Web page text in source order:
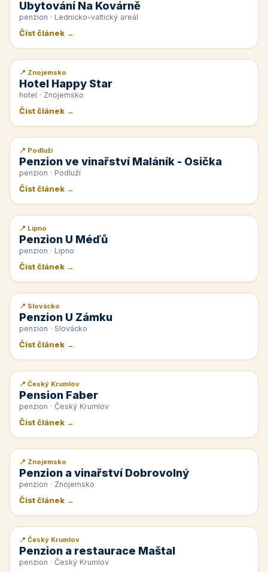
Ubytování Na Kovárně
penzion · Lednicko-valtický areál
Číst článek →
📰 PR článek
📍 Znojemsko
Hotel Happy Star
hotel · Znojemsko
Číst článek →
📰 PR článek
📍 Podluží
Penzion ve vinařství Maláník - Osička
penzion · Podluží
Číst článek →
📰 PR článek
📍 Lipno
Penzion U Méďů
penzion · Lipno
Číst článek →
📰 PR článek
📍 Slovácko
Penzion U Zámku
penzion · Slovácko
Číst článek →
📰 PR článek
📍 Český Krumlov
Pension Faber
penzion · Český Krumlov
Číst článek →
📰 PR článek
📍 Znojemsko
Penzion a vinařství Dobrovolný
penzion · Znojemsko
Číst článek →
📰 PR článek
📍 Český Krumlov
Penzion a restaurace Maštal
penzion · Český Krumlov